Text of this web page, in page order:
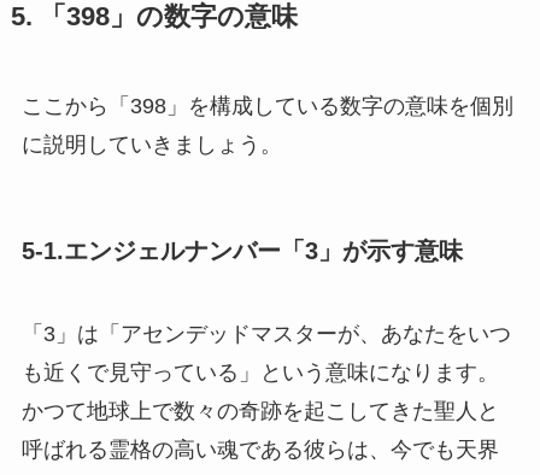
5. 「398」の数字の意味
ここから「398」を構成している数字の意味を個別
に説明していきましょう。
5-1.エンジェルナンバー「3」が示す意味
「3」は「アセンデッドマスターが、あなたをいつ
も近くで見守っている」という意味になります。
かつて地球上で数々の奇跡を起こしてきた聖人と
呼ばれる霊格の高い魂である彼らは、今でも天界